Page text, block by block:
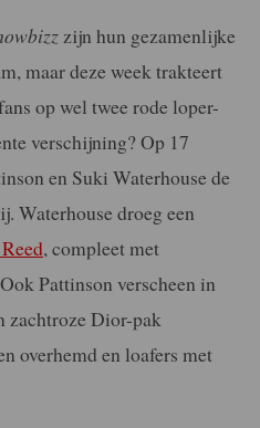
zijn hun gezamenlijke
maar deze week trakteert
op wel twee rode loper-
verschijning? Op 17
en Suki Waterhouse de
Waterhouse droeg een
, compleet met
Pattinson verscheen in
zachtroze Dior-pak
overhemd en loafers met